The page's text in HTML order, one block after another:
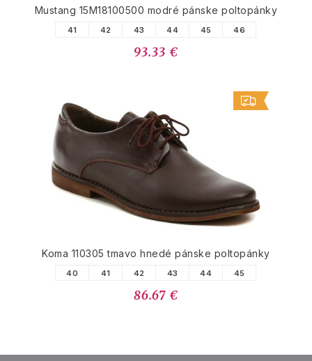
Mustang 15M18100500 modré pánske poltopánky
41 42 43 44 45 46
93.33 €
Koma 110305 tmavo hnedé pánske poltopánky
40 41 42 43 44 45
86.67 €